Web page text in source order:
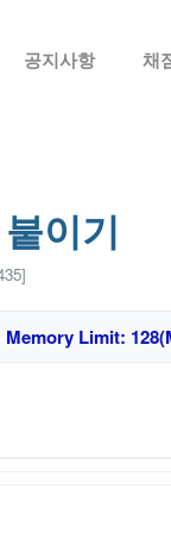
공지사항 채
이기
Limit: